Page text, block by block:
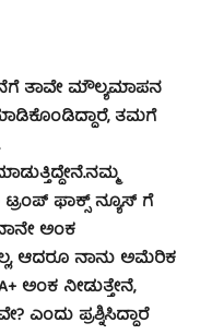
ತಾವೇ ಮೌಲ್ಯಮಾಪನ
ತಮಗೆ
ಫಾಕ್ಸ್ ನ್ಯೂಸ್ ಗೆ
ಅಂಕ
ಆದರೂ ನಾನು ಅಮೆರಿಕ
ಅಂಕ ನೀಡುತ್ತೇನೆ,
ಎಂದು ಪ್ರಶ್ನಿಸಿದ್ದಾರೆ